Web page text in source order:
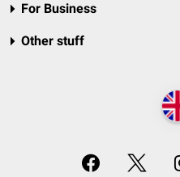
For Business
Other stuff